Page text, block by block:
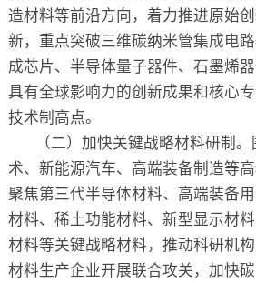
造材料等前沿方向，着力推进原始
新，重点突破三维碳纳米管集成电
成芯片、半导体量子器件、石墨烯
具有全球影响力的创新成果和核心
技术制高点。
（二）加快关键战略材料研制。
术、新能源汽车、高端装备制造等高
聚焦第三代半导体材料、高端装备
材料、稀土功能材料、新型显示材
材料等关键战略材料，推动科研机
材料生产企业开展联合攻关，加快